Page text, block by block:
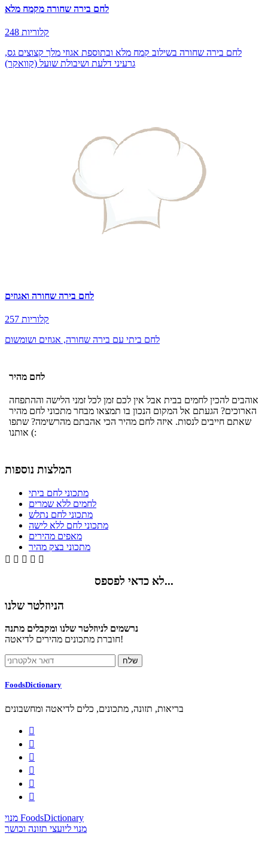
לחם בירה שחורה מקמח מלא
248 קלוריות
לחם בירה שחורה בשילוב קמח מלא ובתוספת אגוזי מלך קצוצים גס,
גרעיני דלעת ושיבולת שועל (קוואקר)
לחם בירה שחורה ואגוזים
257 קלוריות
לחם ביתי עם בירה שחורה, אגוזים ושומשום
לחם מהיר
אוהבים להכין לחמים בבית אבל אין לכם זמן לכל זמני הלישה וההתפחה
הארוכים? הגעתם אל המקום הנכון בו תמצאו מבחר מתכוני לחם מהיר
שאתם חייבים לנסות. איזה לחם מהיר הכי אהבתם מהרשימה? שתפו
אותנו (:
המלצות נוספות
מתכוני לחם ביתי
לחמים ללא שמרים
מתכוני לחם נתלש
מתכוני לחם ללא לישה
מאפים מהירים
מתכוני בצק מהיר
    
לא כדאי לפספס...
הניוזלטר שלנו
נרשמים לניוזלטר שלנו ומקבלים מתנה
חוברת מתכונים מהירים לדיאטה!
FoodsDictionary
בריאות, תזונה, מתכונים, כלים לדיאטה ומחשבונים






מנוי FoodsDictionary
מנוי ליועצי תזונה וכושר